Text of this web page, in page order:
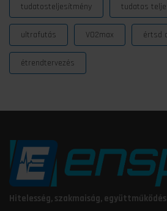
tudatosteljesítmény tudatos
ultrafutás VO2max értsd
étrendtervezés
Hitelesség, szakmaiság,